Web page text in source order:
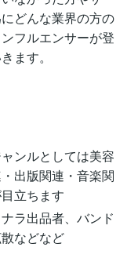
どんな業界の方の
フルエンサーが登
ます。
ンルとしては美容
出版関連・音楽関
立ちます
ラ出品者、バンド
などなど